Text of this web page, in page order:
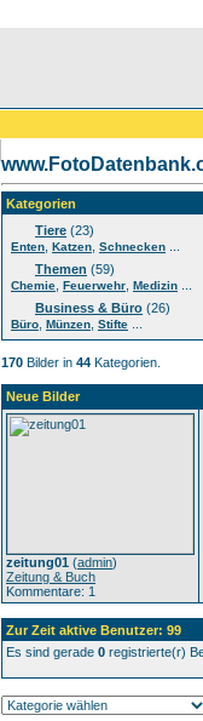
Kategorien
Tiere (23)
Enten Katzen Schnecken
Themen (59)
Chemie Feuerwehr Medizin
Business & Büro (26)
Büro Münzen Stifte
170 Bilder in 44 Kategorien.
Neue Bilder
zeitung01 (admin)
Zeitung & Buch
Kommentare: 1
Zur Zeit aktive Benutzer: 99
Es sind gerade 0 registrierte(r)